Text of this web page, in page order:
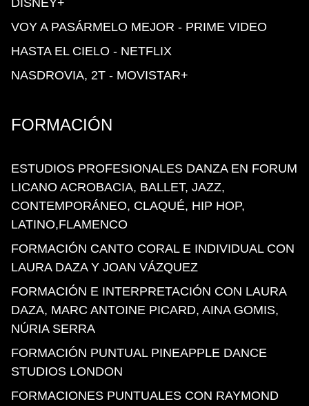
VOY A PASÁRMELO MEJOR - PRIME VIDEO
HASTA EL CIELO - NETFLIX
NASDROVIA, 2T - MOVISTAR+
FORMACIÓN
ESTUDIOS PROFESIONALES DANZA EN FORUM
LICANO ACROBACIA, BALLET, JAZZ,
CONTEMPORÁNEO, CLAQUÉ, HIP HOP,
LATINO,FLAMENCO
FORMACIÓN CANTO CORAL E INDIVIDUAL CON
LAURA DAZA Y JOAN VÁZQUEZ
FORMACIÓN E INTERPRETACIÓN CON LAURA
DAZA, MARC ANTOINE PICARD, AINA GOMIS,
NÚRIA SERRA
FORMACIÓN PUNTUAL PINEAPPLE DANCE
STUDIOS LONDON
FORMACIONES PUNTUALES CON RAYMOND